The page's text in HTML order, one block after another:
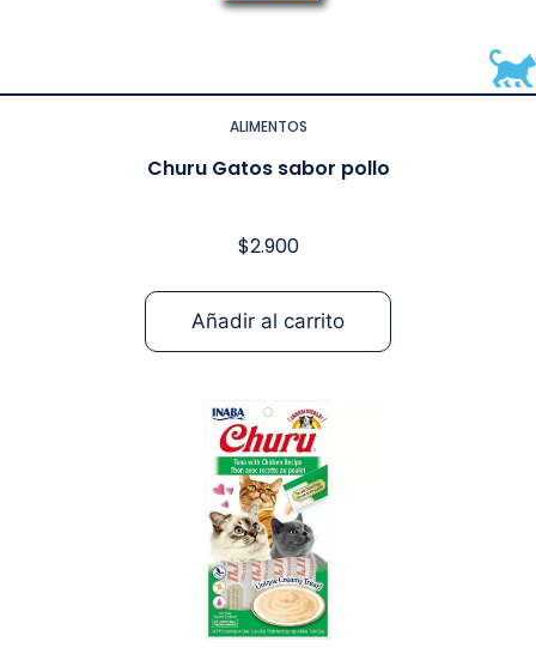
ALIMENTOS
Churu Gatos sabor pollo
$2.900
Añadir al carrito